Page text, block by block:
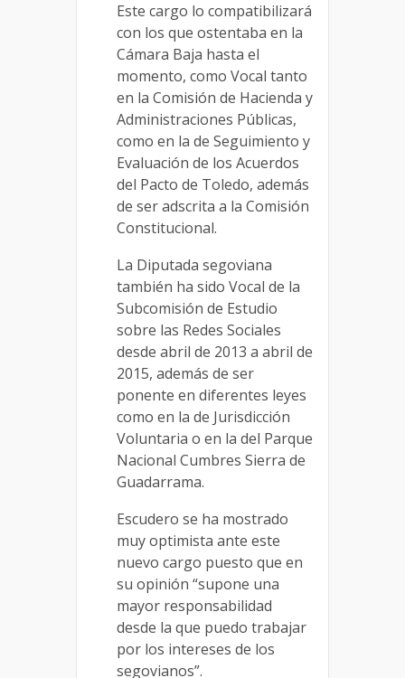
Este cargo lo compatibilizará
con los que ostentaba en la
Cámara Baja hasta el
momento, como Vocal tanto
en la Comisión de Hacienda y
Administraciones Públicas,
como en la de Seguimiento y
Evaluación de los Acuerdos
del Pacto de Toledo, además
de ser adscrita a la Comisión
Constitucional.
La Diputada segoviana
también ha sido Vocal de la
Subcomisión de Estudio
sobre las Redes Sociales
desde abril de 2013 a abril de
2015, además de ser
ponente en diferentes leyes
como en la de Jurisdicción
Voluntaria o en la del Parque
Nacional Cumbres Sierra de
Guadarrama.
Escudero se ha mostrado
muy optimista ante este
nuevo cargo puesto que en
su opinión “supone una
mayor responsabilidad
desde la que puedo trabajar
por los intereses de los
segovianos”.